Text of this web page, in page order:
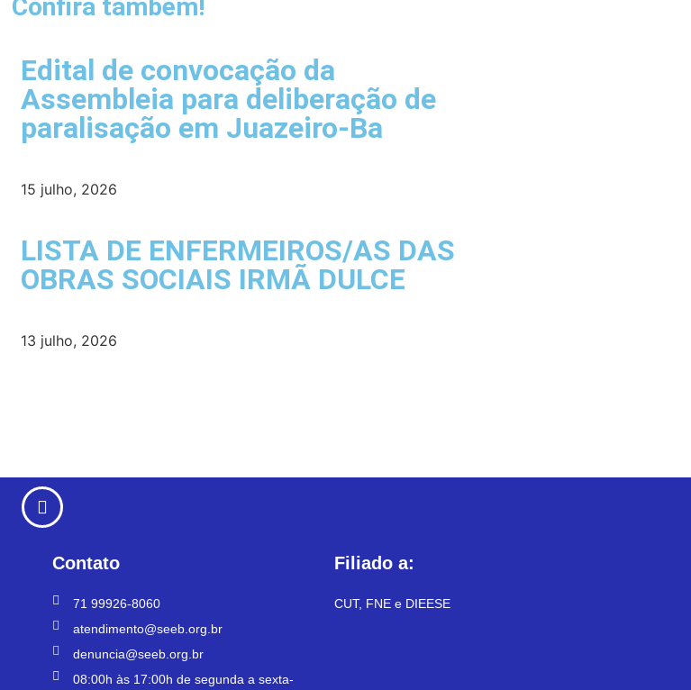
Confira também!
Edital de convocação da
Assembleia para deliberação de
paralisação em Juazeiro-Ba
15 julho, 2026
LISTA DE ENFERMEIROS/AS DAS
OBRAS SOCIAIS IRMÃ DULCE
13 julho, 2026
Contato
71 99926-8060
atendimento@seeb.org.br
denuncia@seeb.org.br
08:00h às 17:00h de segunda a sexta-
Filiado a:
CUT, FNE e DIEESE